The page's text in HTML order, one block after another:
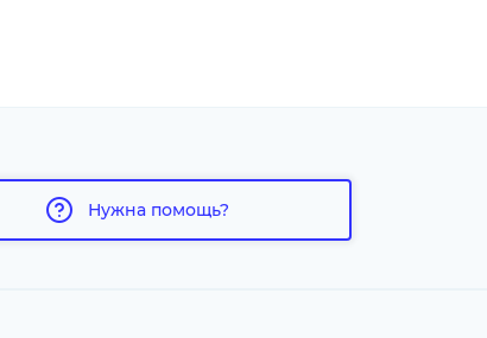
Нужна помощь?